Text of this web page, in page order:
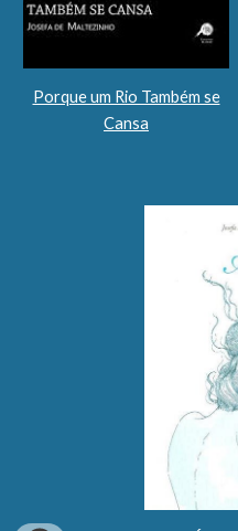
Porque um Rio Também se
Cansa